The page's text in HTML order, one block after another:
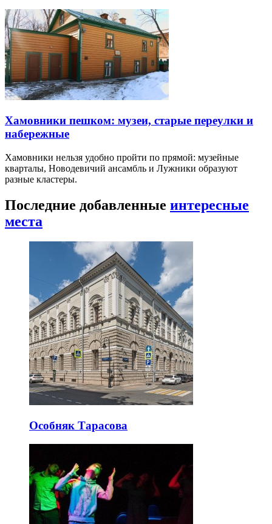
Хамовники пешком: музеи, старые переулки и
набережные
Хамовники нельзя удобно пройти по прямой: музейные
кварталы, Новодевичий ансамбль и Лужники образуют
разные кластеры.
Последние добавленные интересные
места
Особняк Тарасова